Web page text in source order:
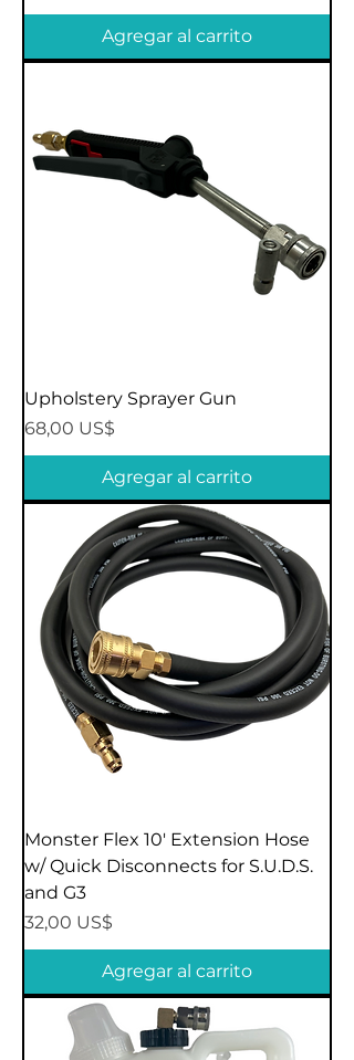
Agregar al carrito
Upholstery Sprayer Gun
Precio
68,00 US$
Agregar al carrito
Monster Flex 10' Extension Hose
w/ Quick Disconnects for S.U.D.S.
and G3
Precio
32,00 US$
Agregar al carrito